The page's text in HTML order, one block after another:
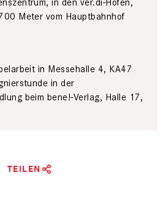
Meter vom Hauptbahnhof
in Messehalle 4, KA47
in der
beim bene!-Verlag, Halle 17,
TEILEN